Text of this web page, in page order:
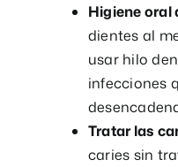
Higiene oral
dientes al
usar hilo
infecciones
Tratar las
caries sin